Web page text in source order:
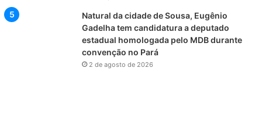
Natural da cidade de Sousa, Eugênio
Gadelha tem candidatura a deputado
estadual homologada pelo MDB durante
convenção no Pará
2 de agosto de 2026